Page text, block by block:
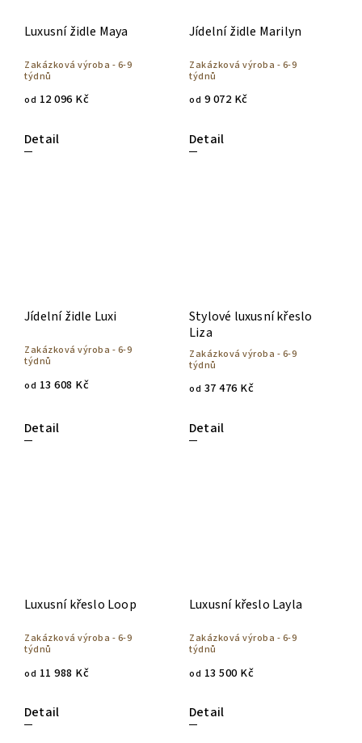
Luxusní židle Maya
Zakázková výroba - 6-9
týdnů
od 12 096 Kč
Detail
Jídelní židle Marilyn
Zakázková výroba - 6-9
týdnů
od 9 072 Kč
Detail
Jídelní židle Luxi
Zakázková výroba - 6-9
týdnů
od 13 608 Kč
Detail
Stylové luxusní křeslo
Liza
Zakázková výroba - 6-9
týdnů
od 37 476 Kč
Detail
Luxusní křeslo Loop
Zakázková výroba - 6-9
týdnů
od 11 988 Kč
Detail
Luxusní křeslo Layla
Zakázková výroba - 6-9
týdnů
od 13 500 Kč
Detail